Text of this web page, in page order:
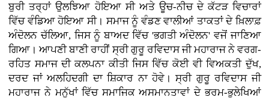
ਬੁਰੀ ਤਰ੍ਹਾਂ ਉਲਝਿਆ ਹੋਇਆ ਸੀ ਅਤੇ ਊਚ-ਨੀਚ ਦੇ ਕੱਟੜ ਵਿਚਾਰਾਂ
ਵਿੱਚ ਵੰਡਿਆ ਹੋਇਆ ਸੀ। ਸਮਾਜ ਨੂੰ ਵੰਡਣ ਵਾਲੀਆਂ ਤਾਕਤਾਂ ਦੇ ਖ਼ਿਲਾਫ਼
ਅੰਦੋਲਨ ਚੱਲਿਆ, ਜਿਸ ਨੂੰ ਬਾਅਦ ਵਿੱਚ 'ਭਗਤੀ ਅੰਦੋਲਨ' ਵਜੋਂ ਜਾਣਿਆ
ਗਿਆ। ਆਪਣੀ ਬਾਣੀ ਰਾਹੀਂ ਸ੍ਰੀ ਗੁਰੂ ਰਵਿਦਾਸ ਜੀ ਮਹਾਰਾਜ ਨੇ ਵਰਗ-
ਰਹਿਤ ਸਮਾਜ ਦੀ ਕਲਪਨਾ ਕੀਤੀ ਜਿਸ ਵਿੱਚ ਕੋਈ ਵੀ ਵਿਅਕਤੀ ਦੁੱਖ,
ਦਰਦ ਜਾਂ ਅਲਹਿਦਗੀ ਦਾ ਸ਼ਿਕਾਰ ਨਾ ਹੋਵੇ। ਸ੍ਰੀ ਗੁਰੂ ਰਵਿਦਾਸ ਜੀ
ਮਹਾਰਾਜ ਨੇ ਮਨੁੱਖਾਂ ਵਿੱਚ ਸਮਾਜਿਕ ਅਸਮਾਨਤਾਵਾਂ ਦੇ ਭਰਮ-ਭੁਲੇਖਿਆਂ